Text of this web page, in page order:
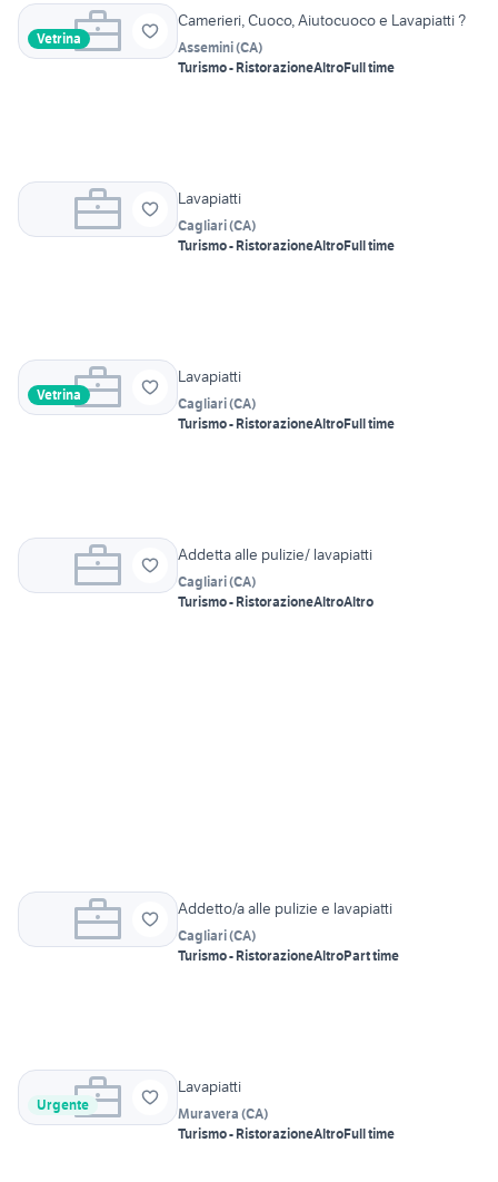
Vetrina
Camerieri, Cuoco, Aiutocuoco e Lavapiatti ?
Assemini(CA)
Turismo - RistorazioneAltroFull time
Lavapiatti
Cagliari(CA)
Turismo - RistorazioneAltroFull time
Vetrina
Lavapiatti
Cagliari(CA)
Turismo - RistorazioneAltroFull time
Addetta alle pulizie/ lavapiatti
Cagliari(CA)
Turismo - RistorazioneAltroAltro
Addetto/a alle pulizie e lavapiatti
Cagliari(CA)
Turismo - RistorazioneAltroPart time
Urgente
Lavapiatti
Muravera (CA)
Turismo - RistorazioneAltroFull time